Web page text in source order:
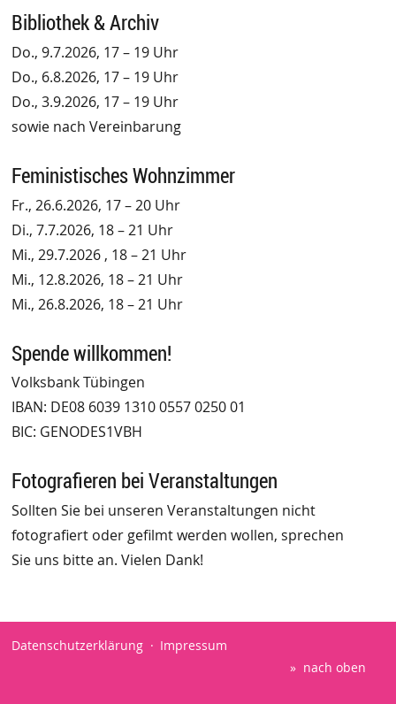
Bibliothek & Archiv
Do., 9.7.2026, 17 – 19 Uhr
Do., 6.8.2026, 17 – 19 Uhr
Do., 3.9.2026, 17 – 19 Uhr
sowie nach Vereinbarung
Feministisches Wohnzimmer
Fr., 26.6.2026, 17 – 20 Uhr
Di., 7.7.2026, 18 – 21 Uhr
Mi., 29.7.2026 , 18 – 21 Uhr
Mi., 12.8.2026, 18 – 21 Uhr
Mi., 26.8.2026, 18 – 21 Uhr
Spende willkommen!
Volksbank Tübingen
IBAN: DE08 6039 1310 0557 0250 01
BIC: GENODES1VBH
Fotografieren bei Veranstaltungen
Sollten Sie bei unseren Veranstaltungen nicht
fotografiert oder gefilmt werden wollen, sprechen
Sie uns bitte an. Vielen Dank!
Datenschutzerklärung
Impressum
nach oben